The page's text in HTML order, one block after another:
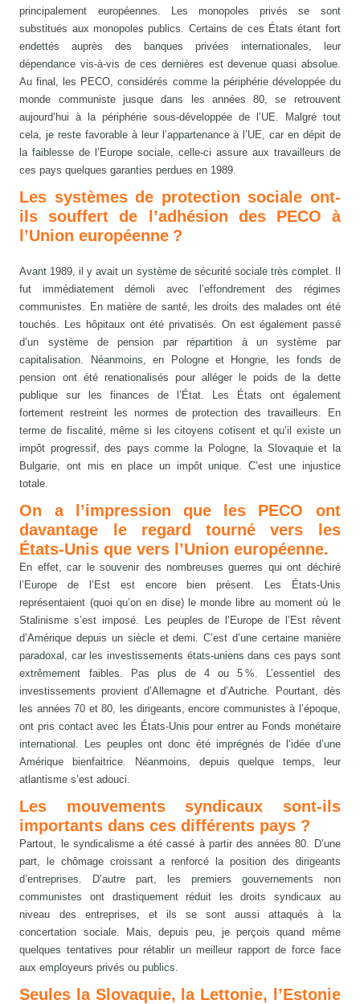
principalement européennes. Les monopoles privés se sont
substitués aux monopoles publics. Certains de ces États étant fort
endettés auprès des banques privées internationales, leur
dépendance vis-à-vis de ces dernières est devenue quasi absolue.
Au final, les PECO, considérés comme la périphérie développée du
monde communiste jusque dans les années 80, se retrouvent
aujourd’hui à la périphérie sous-développée de l’UE. Malgré tout
cela, je reste favorable à leur l’appartenance à l’UE, car en dépit de
la faiblesse de l’Europe sociale, celle-ci assure aux travailleurs de
ces pays quelques garanties perdues en 1989.
Les systèmes de protection sociale ont-
ils souffert de l’adhésion des PECO à
l’Union européenne ?
Avant 1989, il y avait un système de sécurité sociale très complet. Il
fut immédiatement démoli avec l’effondrement des régimes
communistes. En matière de santé, les droits des malades ont été
touchés. Les hôpitaux ont été privatisés. On est également passé
d’un système de pension par répartition à un système par
capitalisation. Néanmoins, en Pologne et Hongrie, les fonds de
pension ont été renationalisés pour alléger le poids de la dette
publique sur les finances de l’État. Les États ont également
fortement restreint les normes de protection des travailleurs. En
terme de fiscalité, même si les citoyens cotisent et qu’il existe un
impôt progressif, des pays comme la Pologne, la Slovaquie et la
Bulgarie, ont mis en place un impôt unique. C’est une injustice
totale.
On a l’impression que les PECO ont
davantage le regard tourné vers les
États-Unis que vers l’Union européenne.
En effet, car le souvenir des nombreuses guerres qui ont déchiré
l’Europe de l’Est est encore bien présent. Les États-Unis
représentaient (quoi qu’on en dise) le monde libre au moment où le
Stalinisme s’est imposé. Les peuples de l’Europe de l’Est rêvent
d’Amérique depuis un siècle et demi. C’est d’une certaine manière
paradoxal, car les investissements états-uniens dans ces pays sont
extrêmement faibles. Pas plus de 4 ou 5 %. L’essentiel des
investissements provient d’Allemagne et d’Autriche. Pourtant, dès
les années 70 et 80, les dirigeants, encore communistes à l’époque,
ont pris contact avec les États-Unis pour entrer au Fonds monétaire
international. Les peuples ont donc été imprégnés de l’idée d’une
Amérique bienfaitrice. Néanmoins, depuis quelque temps, leur
atlantisme s’est adouci.
Les mouvements syndicaux sont-ils
importants dans ces différents pays ?
Partout, le syndicalisme a été cassé à partir des années 80. D’une
part, le chômage croissant a renforcé la position des dirigeants
d’entreprises. D’autre part, les premiers gouvernements non
communistes ont drastiquement réduit les droits syndicaux au
niveau des entreprises, et ils se sont aussi attaqués à la
concertation sociale. Mais, depuis peu, je perçois quand même
quelques tentatives pour rétablir un meilleur rapport de force face
aux employeurs privés ou publics.
Seules la Slovaquie, la Lettonie, l’Estonie